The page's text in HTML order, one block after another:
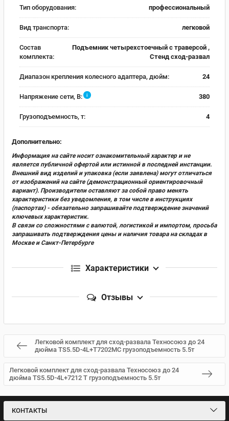
Тип оборудования:
профессиональный
Вид транспорта: легковой
Состав
комплекта:
Подъемник четырехстоечный с траверсой ,
Стенд сход-развал
Диапазон крепления колесного адаптера, дюйм: 24
Напряжение сети, В: i 380
Грузоподъемность, т: 4
Дополнительно:
Информация на сайте носит ознакомительный характер и не
является публичной офертой или истинной в последней инстанции.
Внешний вид изделий и упаковка (если заявлена) могут отличаться
от изображений на сайте (демонстрационный ориентировочный
вариант). Производители оставляют за собой право менять
характеристики без уведомления, в том числе в инструкциях
(паспортах) - обязательно запрашивайте подтверждение значений
ключевых характеристик.
В связи со сложностями с валютой, логистикой и импортом, просьба
запрашивать подтверждения цены и наличия товара на складах в
Москве и Санкт-Петербурге
Характеристики
Отзывы
Легковой комплект для сход-развала Техносоюз до 24
дюйма TS5.5D-4L+T7202MC грузоподъемность 5.5т
Легковой комплект для сход-развала Техносоюз до 24
дюйма TS5.5D-4L+7212 T грузоподъемность 5.5т
КОНТАКТЫ